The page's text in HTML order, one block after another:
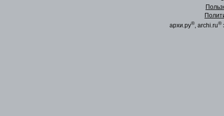
архи.ру®, archi.ru®